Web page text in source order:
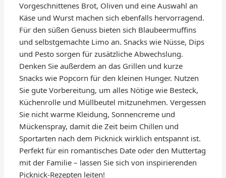
Vorgeschnittenes Brot, Oliven und eine Auswahl an
Käse und Wurst machen sich ebenfalls hervorragend.
Für den süßen Genuss bieten sich Blaubeermuffins
und selbstgemachte Limo an. Snacks wie Nüsse, Dips
und Pesto sorgen für zusätzliche Abwechslung.
Denken Sie außerdem an das Grillen und kurze
Snacks wie Popcorn für den kleinen Hunger. Nutzen
Sie gute Vorbereitung, um alles Nötige wie Besteck,
Küchenrolle und Müllbeutel mitzunehmen. Vergessen
Sie nicht warme Kleidung, Sonnencreme und
Mückenspray, damit die Zeit beim Chillen und
Sportarten nach dem Picknick wirklich entspannt ist.
Perfekt für ein romantisches Date oder den Muttertag
mit der Familie – lassen Sie sich von inspirierenden
Picknick-Rezepten leiten!